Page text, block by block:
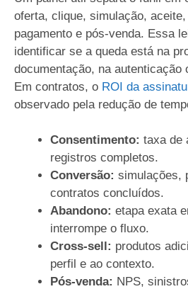
oferta, clique, simulação,
pagamento e pós-venda. Essa
identificar se a queda está na
documentação, na autenticação
Em contratos, o ROI da
observado pela redução de
Consentimento: taxa de
registros completos.
Conversão: simulações,
contratos concluídos.
Abandono: etapa exata
interrompe o fluxo.
Cross-sell: produtos
perfil e ao contexto.
Pós-venda: NPS,